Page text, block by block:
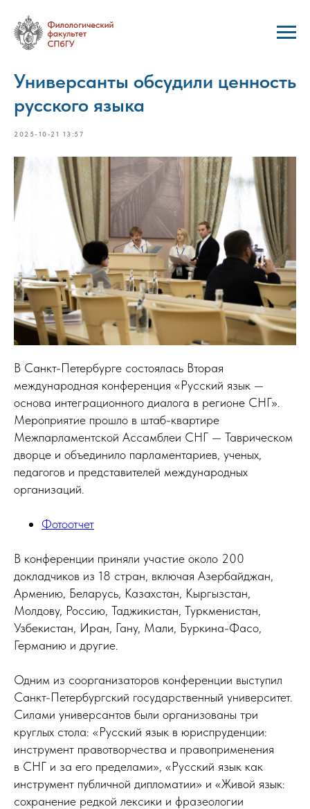
Универсанты обсудили ценность
русского языка
2025-10-21 13:57
В Санкт-Петербурге состоялась Вторая
международная конференция «Русский язык —
основа интеграционного диалога в регионе СНГ».
Мероприятие прошло в штаб-квартире
Межпарламентской Ассамблеи СНГ — Таврическом
дворце и объединило парламентариев, ученых,
педагогов и представителей международных
организаций.
Фотоотчет
В конференции приняли участие около 200
докладчиков из 18 стран, включая Азербайджан,
Армению, Беларусь, Казахстан, Кыргызстан,
Молдову, Россию, Таджикистан, Туркменистан,
Узбекистан, Иран, Гану, Мали, Буркина-Фасо,
Германию и другие.
Одним из соорганизаторов конференции выступил
Санкт-Петербургский государственный университет.
Силами универсантов были организованы три
круглых стола: «Русский язык в юриспруденции:
инструмент правотворчества и правоприменения
в СНГ и за его пределами», «Русский язык как
инструмент публичной дипломатии» и «Живой язык:
сохранение редкой лексики и фразеологии